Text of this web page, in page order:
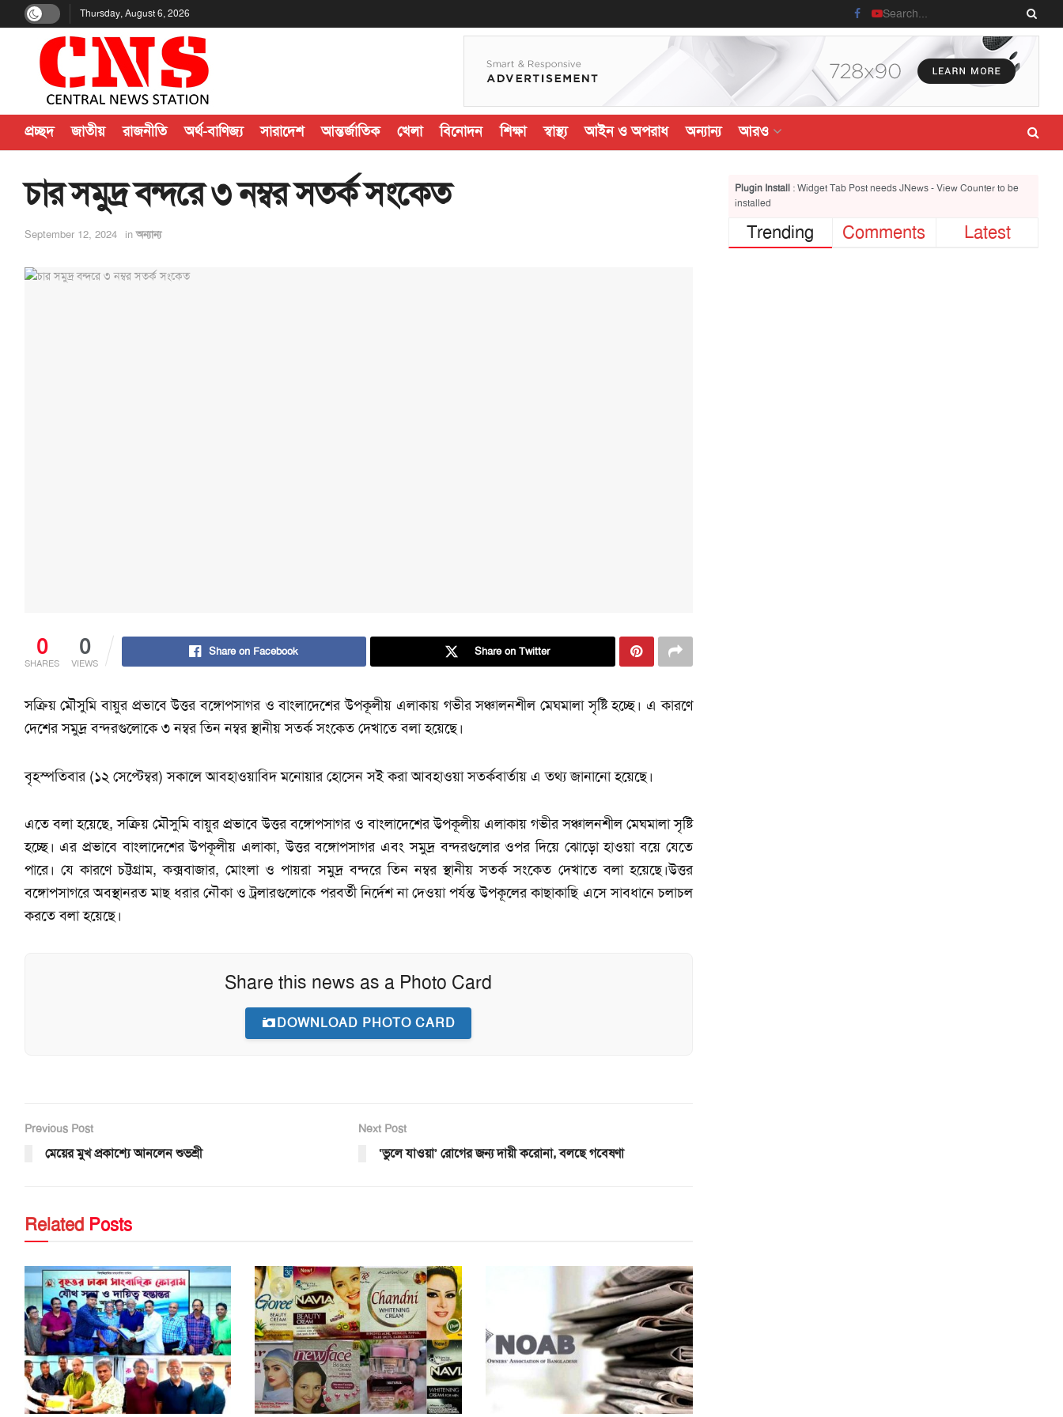
Thursday, August 6, 2026
প্রচ্ছদ জাতীয় রাজনীতি অর্থ-বাণিজ্য সারাদেশ আন্তর্জাতিক খেলা বিনোদন শিক্ষা স্বাস্থ্য আইন ও অপরাধ অন্যান্য আরও
চার সমুদ্র বন্দরে ৩ নম্বর সতর্ক সংকেত
September 12, 2024 in অন্যান্য
0
SHARES
0
VIEWS
Share on Facebook Share on Twitter
সক্রিয় মৌসুমি বায়ুর প্রভাবে উত্তর বঙ্গোপসাগর ও বাংলাদেশের উপকূলীয় এলাকায় গভীর সঞ্চালনশীল মেঘমালা সৃষ্টি হচ্ছে। এ কারণে
দেশের সমুদ্র বন্দরগুলোকে ৩ নম্বর তিন নম্বর স্থানীয় সতর্ক সংকেত দেখাতে বলা হয়েছে।
বৃহস্পতিবার (১২ সেপ্টেম্বর) সকালে আবহাওয়াবিদ মনোয়ার হোসেন সই করা আবহাওয়া সতর্কবার্তায় এ তথ্য জানানো হয়েছে।
এতে বলা হয়েছে, সক্রিয় মৌসুমি বায়ুর প্রভাবে উত্তর বঙ্গোপসাগর ও বাংলাদেশের উপকূলীয় এলাকায় গভীর সঞ্চালনশীল মেঘমালা সৃষ্টি
হচ্ছে। এর প্রভাবে বাংলাদেশের উপকূলীয় এলাকা, উত্তর বঙ্গোপসাগর এবং সমুদ্র বন্দরগুলোর ওপর দিয়ে ঝোড়ো হাওয়া বয়ে যেতে
পারে। যে কারণে চট্টগ্রাম, কক্সবাজার, মোংলা ও পায়রা সমুদ্র বন্দরে তিন নম্বর স্থানীয় সতর্ক সংকেত দেখাতে বলা হয়েছে।উত্তর
বঙ্গোপসাগরে অবস্থানরত মাছ ধরার নৌকা ও ট্রলারগুলোকে পরবর্তী নির্দেশ না দেওয়া পর্যন্ত উপকূলের কাছাকাছি এসে সাবধানে চলাচল
করতে বলা হয়েছে।
Share this news as a Photo Card
DOWNLOAD PHOTO CARD
Previous Post
মেয়ের মুখ প্রকাশ্যে আনলেন শুভশ্রী
Next Post
‘ভুলে যাওয়া’ রোগের জন্য দায়ী করোনা, বলছে গবেষণা
RelatedPosts
Plugin Install: Widget Tab Post needs JNews - View Counter to be
installed
Trending Comments Latest